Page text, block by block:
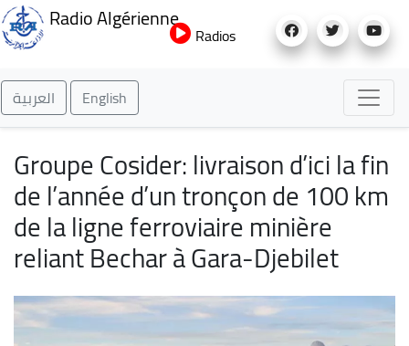
au
Radio Algérienne
Radios
العربية English
Groupe Cosider: livraison d’ici la fin
de l’année d’un tronçon de 100 km
de la ligne ferroviaire minière
reliant Bechar à Gara-Djebilet